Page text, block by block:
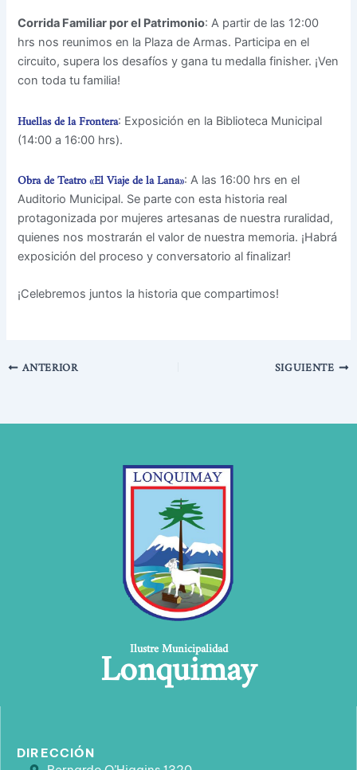
Corrida Familiar por el Patrimonio: A partir de las 12:00
hrs nos reunimos en la Plaza de Armas. Participa en el
circuito, supera los desafíos y gana tu medalla finisher. ¡Ven
con toda tu familia!
Huellas de la Frontera: Exposición en la Biblioteca Municipal
(14:00 a 16:00 hrs).
Obra de Teatro «El Viaje de la Lana»: A las 16:00 hrs en el
Auditorio Municipal. Se parte con esta historia real
protagonizada por mujeres artesanas de nuestra ruralidad,
quienes nos mostrarán el valor de nuestra memoria. ¡Habrá
exposición del proceso y conversatorio al finalizar!
¡Celebremos juntos la historia que compartimos!
ANTERIOR SIGUIENTE
Ilustre Municipalidad
Lonquimay
DIRECCIÓN